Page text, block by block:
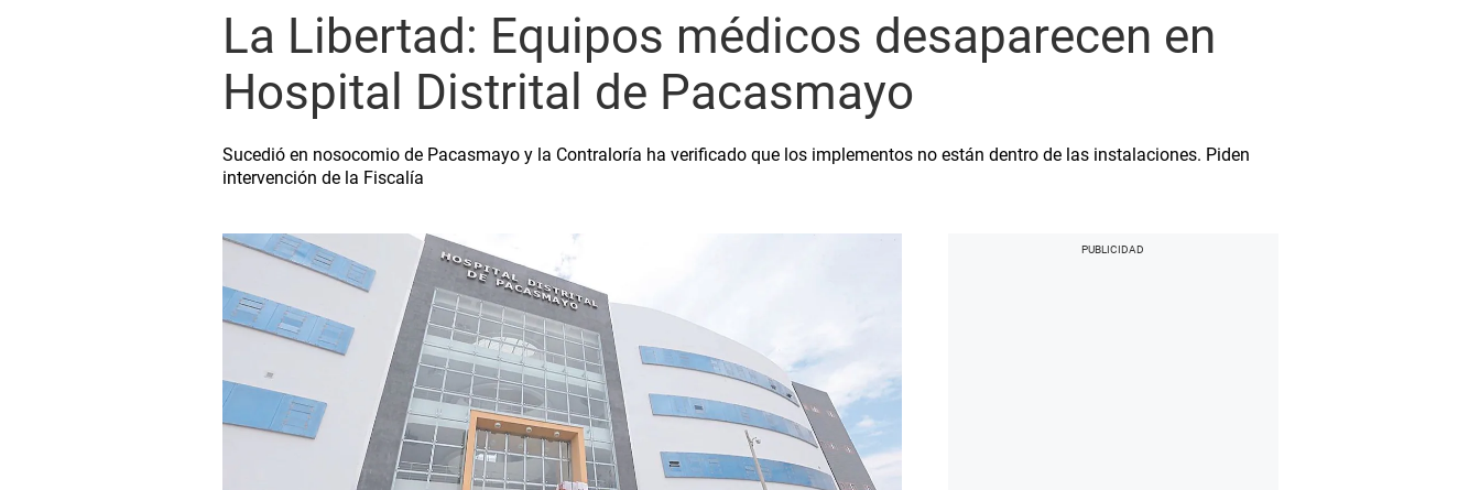
La Libertad: Equipos médicos desaparecen en
Hospital Distrital de Pacasmayo
Sucedió en nosocomio de Pacasmayo y la Contraloría ha verificado que los implementos no están dentro de las instalaciones. Piden
intervención de la Fiscalía